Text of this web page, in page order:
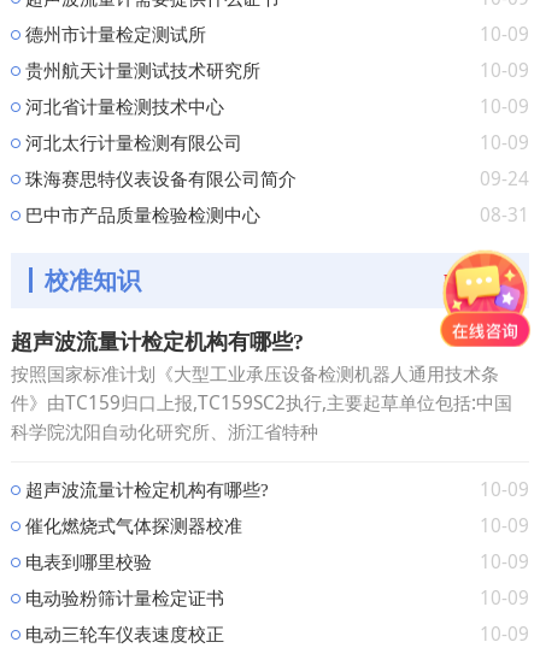
德州市计量检定测试所 10-09
贵州航天计量测试技术研究所 10-09
河北省计量检测技术中心 10-09
河北太行计量检测有限公司 10-09
珠海赛思特仪表设备有限公司简介 09-24
巴中市产品质量检验检测中心 08-31
MORE+
校准知识
超声波流量计检定机构有哪些?
按照国家标准计划《大型工业承压设备检测机器人通用技术条
件》由TC159归口上报,TC159SC2执行,主要起草单位包括:中国
科学院沈阳自动化研究所、浙江省特种
超声波流量计检定机构有哪些? 10-09
催化燃烧式气体探测器校准 10-09
电表到哪里校验 10-09
电动验粉筛计量检定证书 10-09
电动三轮车仪表速度校正 10-09